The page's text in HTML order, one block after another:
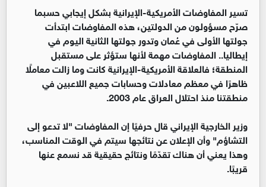
تسير المفاوضات الأمريكية-الإيرانية بشكل إيجابي حسبما
صرّح مسؤولون من الدولتين، هذه المفاوضات ابتدأت
جولتها الأولى في عُمان وتدور جولتها الثانية اليوم في
إيطاليا.. المفاوضات مهمة لأنها ستؤثر على مستقبل
المنطقة؛ فالعلاقة الأمريكية-الإيرانية كانت وما زالت معاملًا
ظاهرًا في معظم معادلات وحسابات جميع اللاعبين في
منطقتنا منذ احتلال العراق عام 2003.
وزير الخارجية الإيراني قال حرفيًا إن المفاوضات "لا تدعو إلى
التشاؤم" وأن الإعلان عن نتائجها سيتم في الوقت المناسب،
وهذا يعني أن هناك تقدّمًا ونتائج حقيقية قد نسمع عنها
قريبًا.